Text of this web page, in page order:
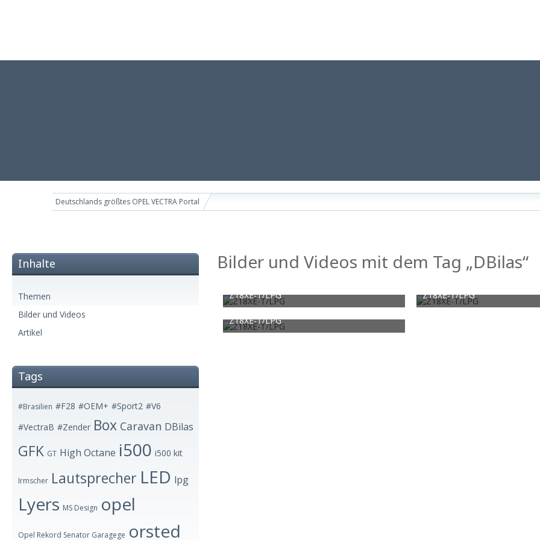
Deutschlands größtes OPEL VECTRA Portal
Inhalte
Themen
Bilder und Videos
Artikel
Tags
#Brasilien #F28 #OEM+ #Sport2 #V6
#VectraB #Zender Box Caravan DBilas
GFK GT High Octane i500 i500 kit
Irmscher Lautsprecher LED lpg
Lyers MS Design opel
Opel Rekord Senator Garagege orsted
Bilder und Videos mit dem Tag „DBilas“
Z18XE-T/LPG
Silver Arrow
16. Februar 2019
1.434
0 0
Z18XE-T/LPG
Silver Arrow
16. Februar 2019
Z18XE-T/LPG
Silver Arrow
16. Februar 2019